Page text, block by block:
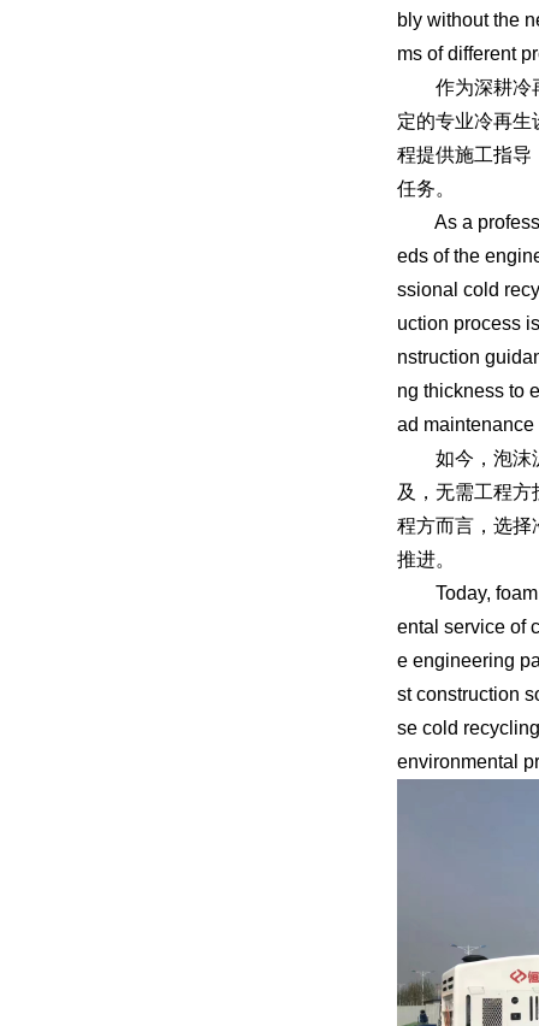
bly without the
ms of different
作为深耕冷再
定的专业冷再
程提供施工指导
任务。
As a
eds of the
ssional cold
uction process
nstruction
ng thickness to
ad maintenance
如今，泡沫沥
及，无需工程
程方而言，选择
推进。
Today, foam
ental service of
e engineering
st construction
se cold
environmental